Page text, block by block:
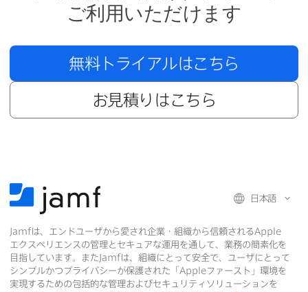
ご利用いただけます
無料トライアルは​こちら
お見積りは​こちら
日本語
Jamfは、​エンドユーザから​愛され企業・組織から​信頼されるApple
エクスペリエンスの​管理と​セキュアな​運用を​通して、​業務の​簡素化を​
目指しています。​また Jamfは、​組織に​とって​安全で、​ユーザに​とって​
シンプルかつプライバシーが​保護された​「 Appleファースト」環境を​
実現する​ための​包括的な​管理および​セキュリティソリューションを​